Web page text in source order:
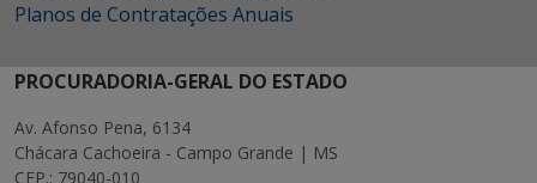
Planos de Contratações Anuais
PROCURADORIA-GERAL DO ESTADO
Av. Afonso Pena, 6134
Chácara Cachoeira - Campo Grande | MS
CEP.: 79040-010